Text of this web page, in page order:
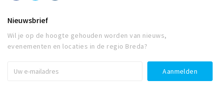
Nieuwsbrief
Wil je op de hoogte gehouden worden van nieuws,
evenementen en locaties in de regio Breda?